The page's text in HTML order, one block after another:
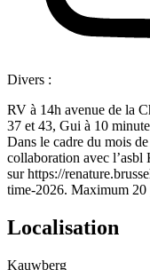
Divers :
RV à 14h avenue de la
37 et 43, Gui à 10
Dans le cadre du mois
collaboration avec
sur https://
time-2026. Maximum 20
Localisation
Kauwberg